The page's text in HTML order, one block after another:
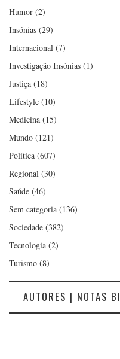
Humor (2)
Insónias (29)
Internacional (7)
Investigação Insónias (1)
Justiça (18)
Lifestyle (10)
Medicina (15)
Mundo (121)
Política (607)
Regional (30)
Saúde (46)
Sem categoria (136)
Sociedade (382)
Tecnologia (2)
Turismo (8)
AUTORES | NOTAS